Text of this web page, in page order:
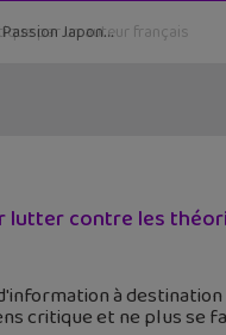
Japon…
lutter contre les
à
critique et ne plus se